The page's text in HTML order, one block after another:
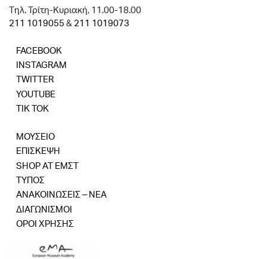
Tηλ. Τρίτη-Κυριακή, 11.00-18.00
211 1019055 & 211 1019073
FACEBOOK
INSTAGRAM
TWITTER
YOUTUBE
TIK TOK
ΜΟΥΣΕΙΟ
ΕΠΙΣΚΕΨΗ
SHOP AT ΕΜΣΤ
ΤΥΠΟΣ
ΑΝΑΚΟΙΝΩΣΕΙΣ – ΝΕΑ
ΔΙΑΓΩΝΙΣΜΟΙ
ΟΡΟΙ ΧΡΗΣΗΣ